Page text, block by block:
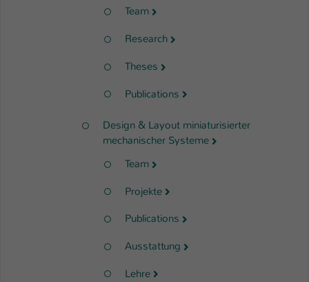
Team
Research
Theses
Publications
Design & Layout miniaturisierter
mechanischer Systeme
Team
Projekte
Publications
Ausstattung
Lehre